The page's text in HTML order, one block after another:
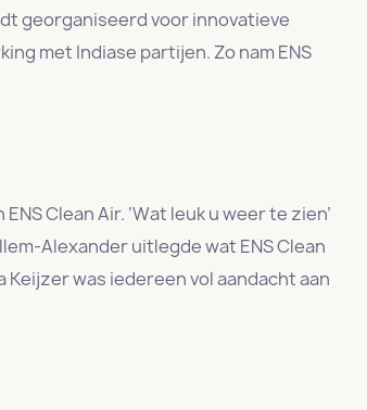
georganiseerd voor innovatieve
met Indiase partijen. Zo nam ENS
Clean Air. ‘Wat leuk u weer te zien’
Alexander uitlegde wat ENS Clean
was iedereen vol aandacht aan